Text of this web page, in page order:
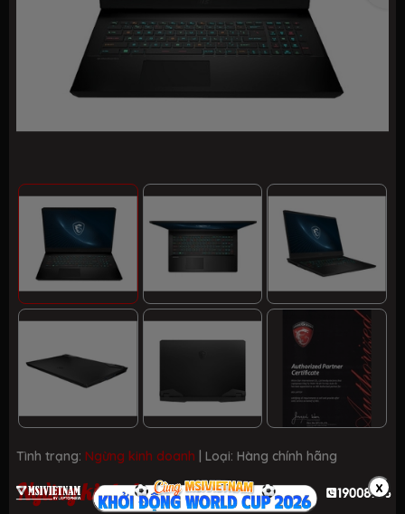
Tình trạng: Ngừng kinh doanh | Loại: Hàng chính hãng
Ngừng kinh doanh x